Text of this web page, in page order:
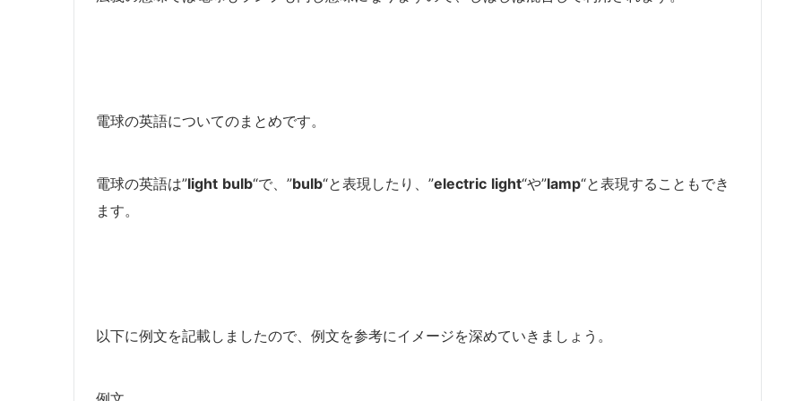
電球の英語についてのまとめです。
電球の英語は”light bulb“で、”bulb“と表現したり、”electric light“や”lamp“と表現することもでき
ます。
以下に例文を記載しましたので、例文を参考にイメージを深めていきましょう。